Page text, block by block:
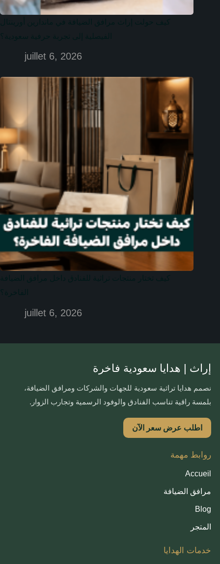
juillet 6, 2026
juillet 6, 2026
إراث | هدايا سعودية فاخرة
نصمم هدايا تراثية سعودية للجهات والشركات ومرافق الضيافة،
بلمسة راقية تناسب الفنادق والوفود الرسمية وتجارب الزوار.
اطلب عرض سعر الآن
روابط مهمة
Accueil
مرافق الضيافة
Blog
المتجر
خدمات الهدايا